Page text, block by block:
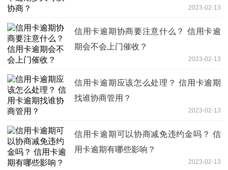
2023-02-13
信用卡逾期协商要注意什么？ 信用卡逾
期会不会上门催收？
2023-02-13
信用卡逾期应该怎么处理？ 信用卡逾期
找谁协商管用？
2023-02-13
信用卡逾期可以协商减免违约金吗？ 信
用卡逾期有哪些影响？
2023-02-13